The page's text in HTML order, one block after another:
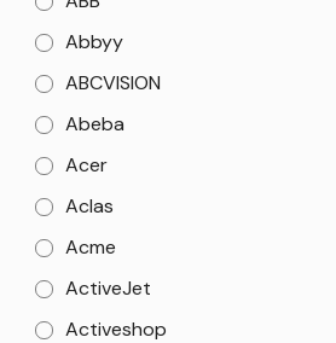
Abbyy
ABCVISION
Abeba
Acer
Aclas
Acme
ActiveJet
Activeshop